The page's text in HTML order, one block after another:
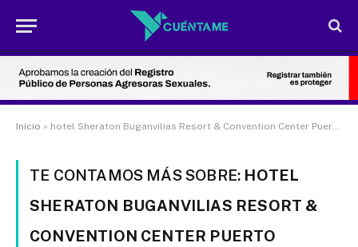
Inicio » hotel Sheraton Buganvilias Resort & Convention Center Puerto Vallarta
TE CONTAMOS MÁS SOBRE: HOTEL
SHERATON BUGANVILIAS RESORT &
CONVENTION CENTER PUERTO